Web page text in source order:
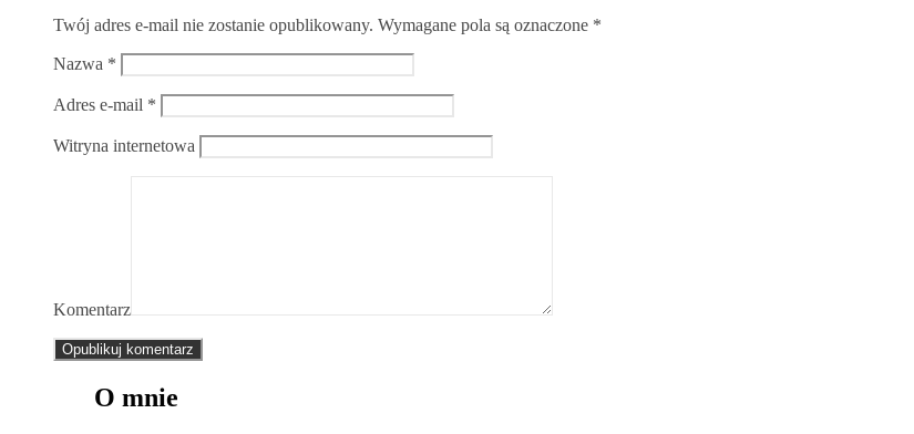
Twój adres e-mail nie zostanie opublikowany. Wymagane pola są oznaczone *
Nazwa *
Adres e-mail *
Witryna internetowa
Komentarz
O mnie